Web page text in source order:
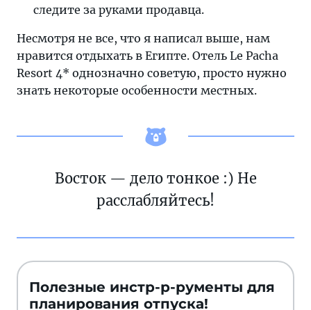
следите за руками продавца.
Несмотря не все, что я написал выше, нам
нравится отдыхать в Египте. Отель Le Pacha
Resort 4* однозначно советую, просто нужно
знать некоторые особенности местных.
Восток — дело тонкое :) Не
расслабляйтесь!
Полезные инстр-р-рументы для
планирования отпуска!